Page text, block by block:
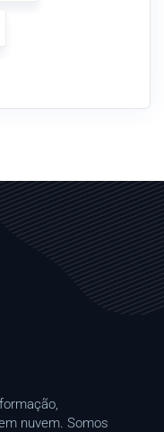
nuvem. Somos